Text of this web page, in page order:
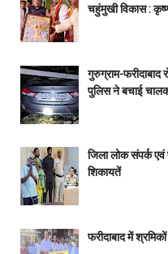
चहुंमुखी विकास :
गुरुग्राम-
पुलिस ने बचाई
जिला लोक संपर्क
शिकायतें
फरीदाबाद में